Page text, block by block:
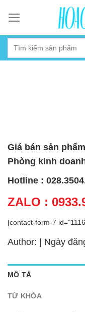
content
Giá bán sản
Phòng kinh
Hotline :
ZALO :
[contact-form-7
Author: | Ngày
MÔ TẢ
TỪ KHÓA